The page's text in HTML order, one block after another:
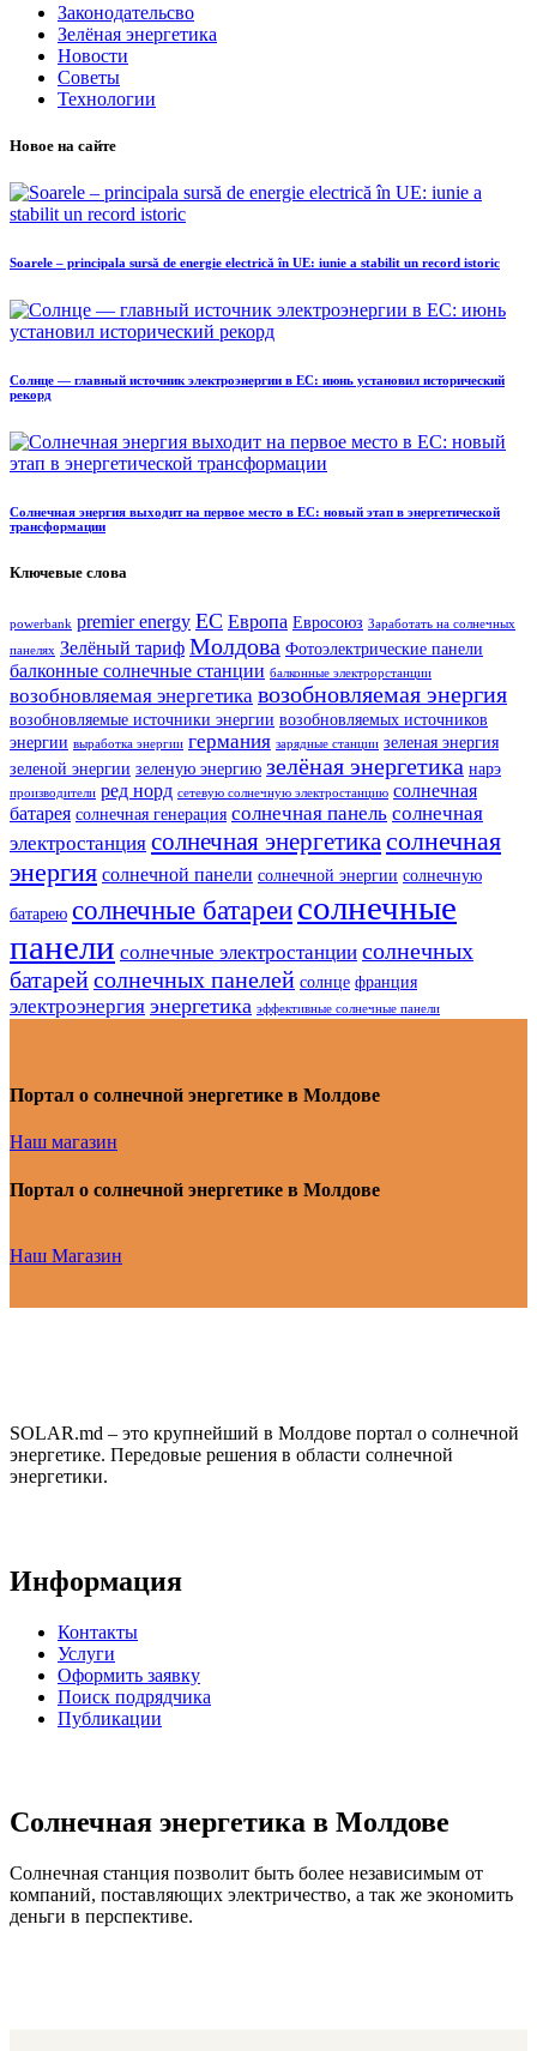
Законодательсво
Зелёная энергетика
Новости
Советы
Технологии
Новое на сайте
Soarele – principala sursă de energie electrică în UE: iunie a stabilit un record istoric
Солнце — главный источник электроэнергии в ЕС: июнь установил исторический
рекорд
Солнечная энергия выходит на первое место в ЕС: новый этап в энергетической
трансформации
Ключевые слова
powerbank premier energy ЕС Европа Евросоюз Заработать на солнечных
панелях Зелёный тариф Молдова Фотоэлектрические панели
балконные солнечные станции балконные электрорстанции
возобновляемая энергетика возобновляемая энергия
возобновляемые источники энергии возобновляемых источников
энергии выработка энергии германия зарядные станции зеленая энергия
зеленой энергии зеленую энергию зелёная энергетика нарэ
производители ред норд сетевую солнечную электростанцию солнечная
батарея солнечная генерация солнечная панель солнечная
электростанция солнечная энергетикасолнечная
энергия солнечной панели солнечной энергии солнечную
батарею солнечные батареисолнечные
панели солнечные электростанции солнечных
батарейсолнечных панелей солнце франция
электроэнергия энергетика эффективные солнечные панели
Портал о солнечной энергетике в Молдове
Наш магазин
Портал о солнечной энергетике в Молдове
Наш Магазин
SOLAR.md – это крупнейший в Молдове портал о солнечной
энергетике. Передовые решения в области солнечной
энергетики.
Информация
Контакты
Услуги
Оформить заявку
Поиск подрядчика
Публикации
Солнечная энергетика в Молдове
Солнечная станция позволит быть более независимым от
компаний, поставляющих электричество, а так же экономить
деньги в перспективе.